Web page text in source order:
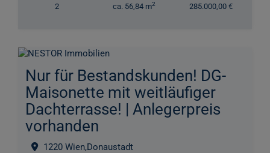
2
ca. 56,84 m2
285.000,00 €
Nur für Bestandskunden! DG-
Maisonette mit weitläufiger
Dachterrasse! | Anlegerpreis
vorhanden
1220 Wien,Donaustadt